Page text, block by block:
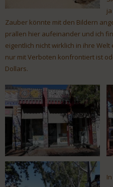
Zauber könnte mit den Bildern
prallen hier aufeinander und ich
eigentlich nicht wirklich in ihre
nur mit Verboten konfrontiert ist
Dollars.